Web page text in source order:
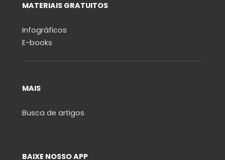
MATERIAIS GRATUITOS
Infográficos
E-books
MAIS
Busca de artigos
BAIXE NOSSO APP